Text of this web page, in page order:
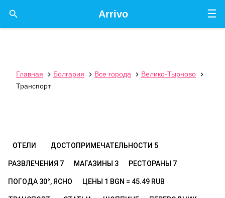
☰
Arrivo

Главная  Болгария  Все города  Велико-Тырново

Транспорт
ОТЕЛИ ДОСТОПРИМЕЧАТЕЛЬНОСТИ 5
РАЗВЛЕЧЕНИЯ 7 МАГАЗИНЫ 3 РЕСТОРАНЫ 7
ПОГОДА 30°, ЯСНО ЦЕНЫ 1 BGN = 45.49 RUB